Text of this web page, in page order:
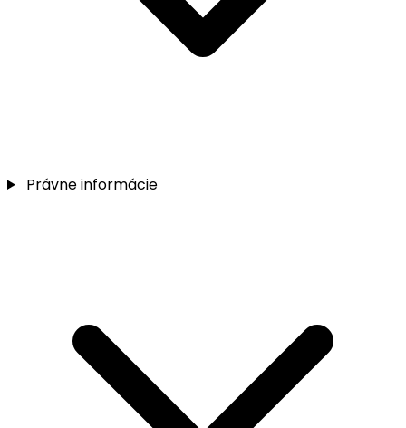
Právne informácie